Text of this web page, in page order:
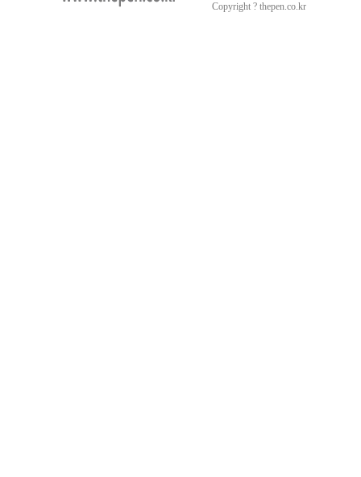
Copyright ? thepen.co.kr